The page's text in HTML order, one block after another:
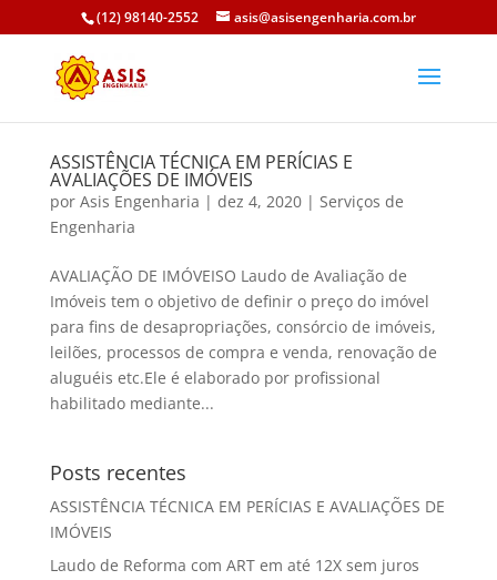
(12) 98140-2552 asis@asisengenharia.com.br
ASSISTÊNCIA TÉCNICA EM PERÍCIAS E
AVALIAÇÕES DE IMÓVEIS
por Asis Engenharia | dez 4, 2020| Serviços de
Engenharia
AVALIAÇÃO DE IMÓVEISO Laudo de Avaliação de
Imóveis tem o objetivo de definir o preço do imóvel
para fins de desapropriações, consórcio de imóveis,
leilões, processos de compra e venda, renovação de
aluguéis etc.Ele é elaborado por profissional
habilitado mediante...
Posts recentes
ASSISTÊNCIA TÉCNICA EM PERÍCIAS E AVALIAÇÕES DE
IMÓVEIS
Laudo de Reforma com ART em até 12X sem juros